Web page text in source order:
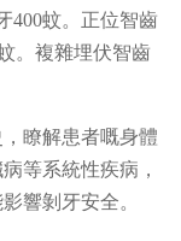
400蚊。正位智齒
。複雜埋伏智齒
瞭解患者嘅身體
等系統性疾病，
響剝牙安全。